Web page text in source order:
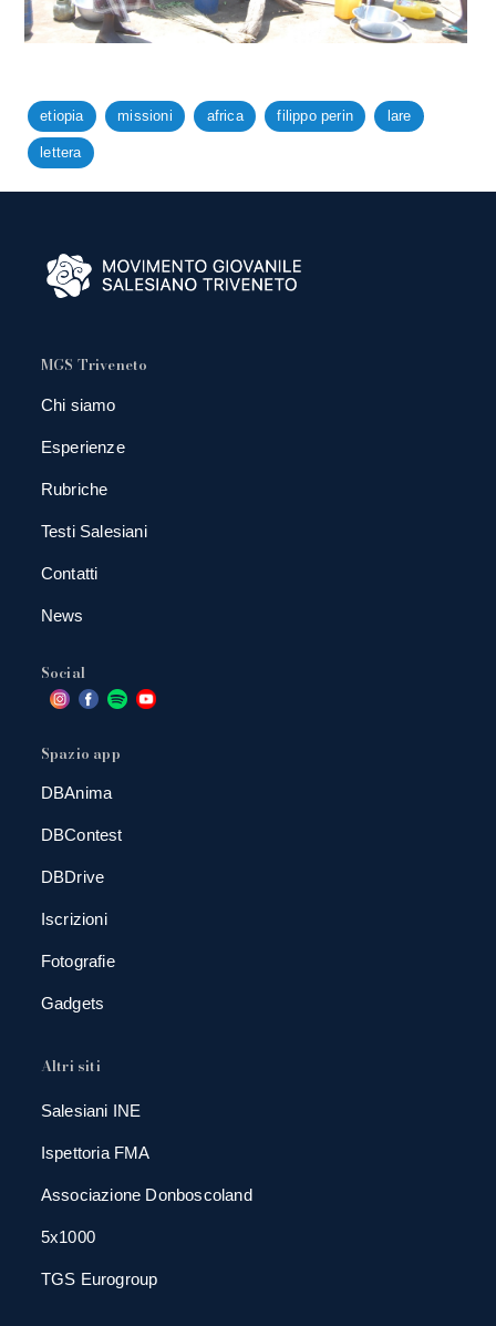
etiopia missioni africa filippo perin lare
lettera
MGS Triveneto
Chi siamo
Esperienze
Rubriche
Testi Salesiani
Contatti
News
Social
Spazio app
DBAnima
DBContest
DBDrive
Iscrizioni
Fotografie
Gadgets
Altri siti
Salesiani INE
Ispettoria FMA
Associazione Donboscoland
5x1000
TGS Eurogroup